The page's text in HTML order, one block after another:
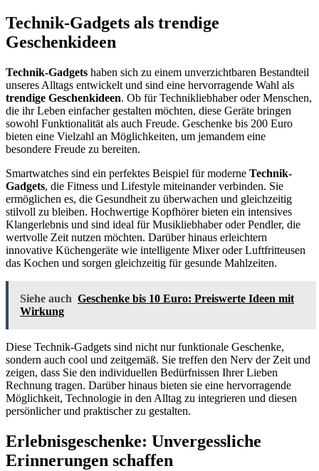
Technik-Gadgets als trendige
Geschenkideen
Technik-Gadgets haben sich zu einem unverzichtbaren Bestandteil
unseres Alltags entwickelt und sind eine hervorragende Wahl als
trendige Geschenkideen. Ob für Technikliebhaber oder Menschen,
die ihr Leben einfacher gestalten möchten, diese Geräte bringen
sowohl Funktionalität als auch Freude. Geschenke bis 200 Euro
bieten eine Vielzahl an Möglichkeiten, um jemandem eine
besondere Freude zu bereiten.
Smartwatches sind ein perfektes Beispiel für moderne Technik-
Gadgets, die Fitness und Lifestyle miteinander verbinden. Sie
ermöglichen es, die Gesundheit zu überwachen und gleichzeitig
stilvoll zu bleiben. Hochwertige Kopfhörer bieten ein intensives
Klangerlebnis und sind ideal für Musikliebhaber oder Pendler, die
wertvolle Zeit nutzen möchten. Darüber hinaus erleichtern
innovative Küchengeräte wie intelligente Mixer oder Luftfritteusen
das Kochen und sorgen gleichzeitig für gesunde Mahlzeiten.
Siehe auch Geschenke bis 10 Euro: Preiswerte Ideen mit
Wirkung
Diese Technik-Gadgets sind nicht nur funktionale Geschenke,
sondern auch cool und zeitgemäß. Sie treffen den Nerv der Zeit und
zeigen, dass Sie den individuellen Bedürfnissen Ihrer Lieben
Rechnung tragen. Darüber hinaus bieten sie eine hervorragende
Möglichkeit, Technologie in den Alltag zu integrieren und diesen
persönlicher und praktischer zu gestalten.
Erlebnisgeschenke: Unvergessliche
Erinnerungen schaffen